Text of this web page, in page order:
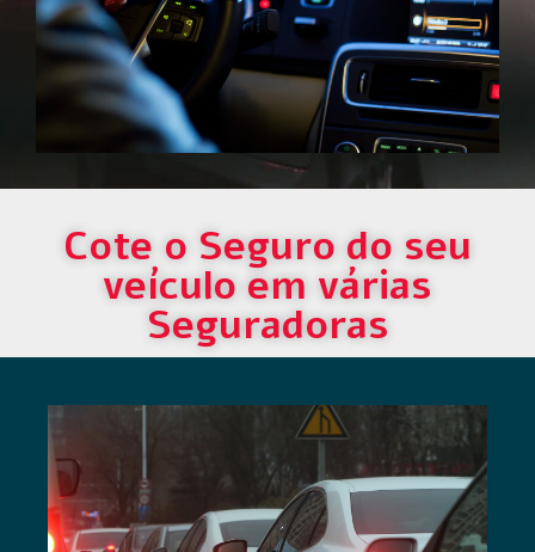
Cote o Seguro do seu
veículo em várias
Seguradoras